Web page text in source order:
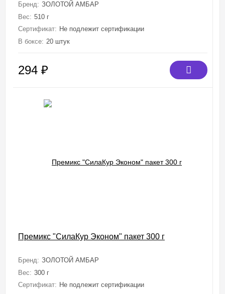
Бренд: ЗОЛОТОЙ АМБАР
Вес: 510 г
Сертификат: Не подлежит сертификации
В боксе: 20 штук
294 ₽
Премикс "СилаКур Эконом" пакет 300 г
Бренд: ЗОЛОТОЙ АМБАР
Вес: 300 г
Сертификат: Не подлежит сертификации